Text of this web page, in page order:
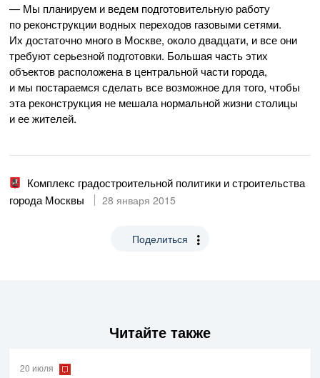
— Мы планируем и ведем подготовительную работу
по реконструкции водных переходов газовыми сетями.
Их достаточно много в Москве, около двадцати, и все они
требуют серьезной подготовки. Большая часть этих
объектов расположена в центральной части города,
и мы постараемся сделать все возможное для того, чтобы
эта реконструкция не мешала нормальной жизни столицы
и ее жителей.
Комплекс градостроительной политики и строительства
города Москвы
28 января 2015
Поделиться
Читайте также
20 июля